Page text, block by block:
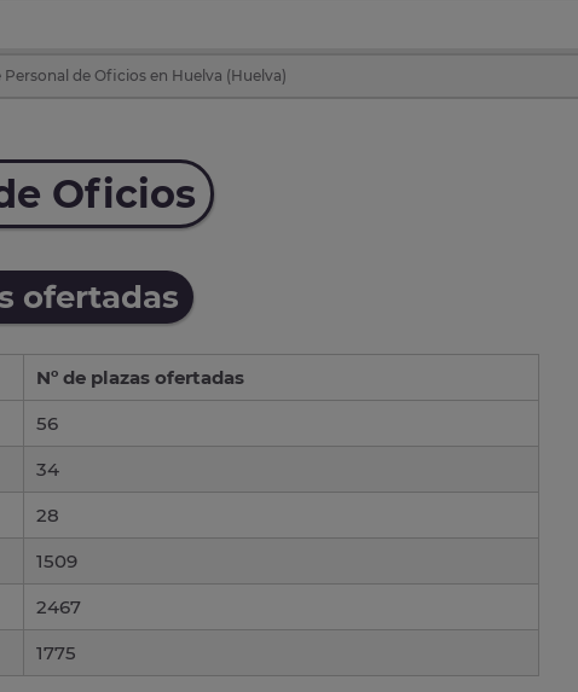
de Oficios en Huelva (Huelva)
Oficios
ofertadas
Nº de plazas ofertadas
56
34
28
1509
2467
1775